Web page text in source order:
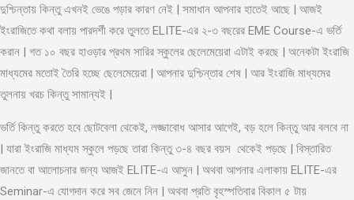
দুশ্চিন্তায় কিন্তু এখনই ভেঙে পড়ার কারণ নেই | সমাধান আপনার হাতেই আছে | আজই
ইংরাজিতে কথা বলায় পারদর্শী করে তুলতে ELITE-এর ২-৩ বছরের EME Course-এ ভর্তি
করান | গত ১০ বছর হাওড়ার প্রথম সারির স্কুলের ছেলেমেয়েরা এটাই করছে | অনেকটা ইংরাজি
মাধ্যমের মতোই তৈরি হচ্ছে ছেলেমেয়েরা | আপনার দুশ্চিন্তার শেষ | আর ইংরাজি মাধ্যমের
তুলনায় খরচ কিন্তু সামান্যই |
ভর্তি কিন্তু করতে হবে ছোটবেলা থেকেই, লজ্জাবোধ আসার আগেই, বড় হলে কিন্তু আর বলবে না
| যারা ইংরাজি মাধ্যম স্কুলে পড়ছে তারা কিন্তু ৩-৪ বছর বয়স থেকেই পড়ছে | বিস্তারিত
জানতে বা আলোচনার জন্য আজই ELITE-এ আসুন | অথবা আপনার এলাকায় ELITE-এর
Seminar-এ যোগদান করে সব জেনে নিন | অথবা প্রতি বৃহস্পতিবার বিকাল ৫ টায়